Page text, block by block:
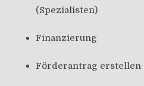
(Spezialisten)
Finanzierung
Förderantrag erstellen